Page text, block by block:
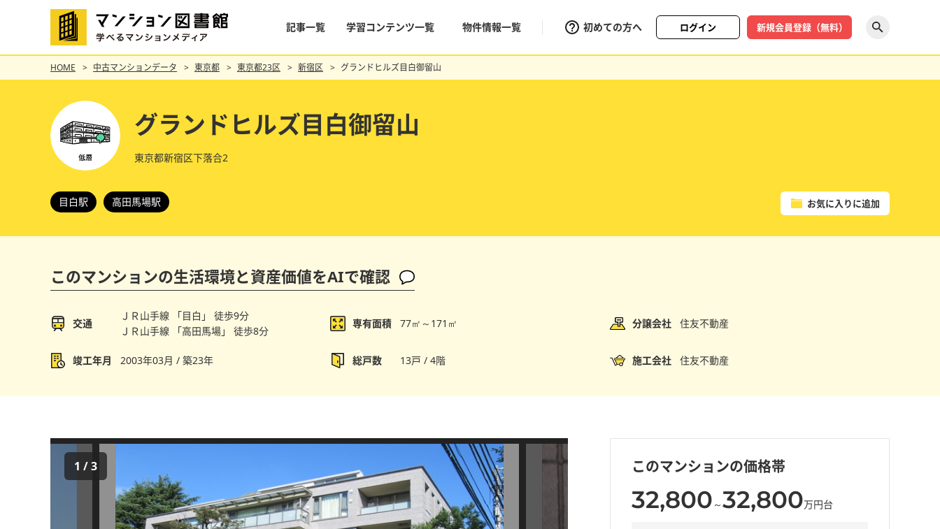
記事一覧 学習コンテンツ一覧 物件情報一覧 初めての方へ ログイン 新規会員登録（無料）
HOME 中古マンションデータ 東京都 東京都23区 新宿区 グランドヒルズ目白御留山
グランドヒルズ目白御留山
東京都新宿区下落合2
目白駅 高田馬場駅 お気に入りに追加
このマンションの生活環境と資産価値をAIで確認
交通
ＪＲ山手線 「目白」 徒歩9分
ＪＲ山手線 「高田馬場」 徒歩8分
専有面積 77㎡～171㎡ 分譲会社 住友不動産
竣工年月 2003年03月 / 築23年 総戸数 13戸 / 4階 施工会社 住友不動産
このマンションの価格帯
32,800 ～32,800万円台
1 /3